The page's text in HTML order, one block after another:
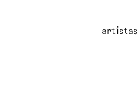
artistas